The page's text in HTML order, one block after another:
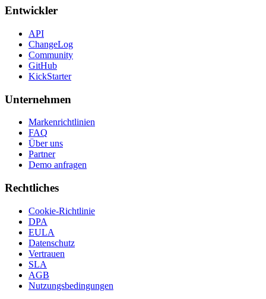
Entwickler
API
ChangeLog
Community
GitHub
KickStarter
Unternehmen
Markenrichtlinien
FAQ
Über uns
Partner
Demo anfragen
Rechtliches
Cookie-Richtlinie
DPA
EULA
Datenschutz
Vertrauen
SLA
AGB
Nutzungsbedingungen